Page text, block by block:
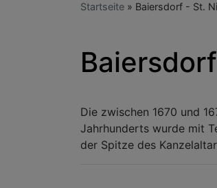
Startseite Baiersdorf - St.
Die zwischen 1670 und
Jahrhunderts wurde mit
der Spitze des